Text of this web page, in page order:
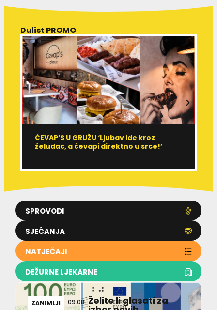
SPROVODI
SJEĆANJA
NATJEČAJI
DEŽURNE LJEKARNE
Dulist PROMO
ĆEVAP’S U GRUŽU ‘Ljubav ide kroz
želudac, a ćevapi direktno u srce!’
ZANIMLJI
09.08. Želite li glasati za